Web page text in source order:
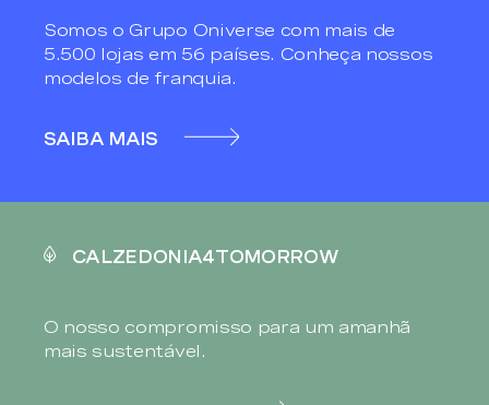
Somos o Grupo Oniverse com mais de
5.500 lojas em 56 países. Conheça nossos
modelos de franquia.
SAIBA MAIS
CALZEDONIA4TOMORROW
O nosso compromisso para um amanhã
mais sustentável.